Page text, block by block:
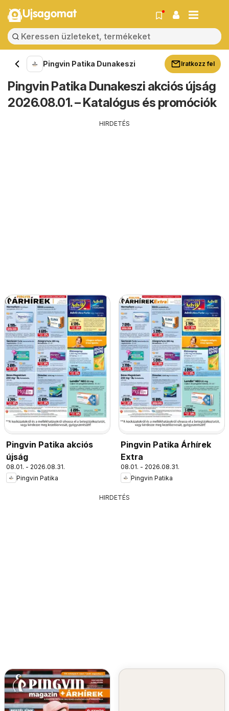
Ujsagomat
Pingvin Patika Dunakeszi Iratkozz fel
Pingvin Patika Dunakeszi akciós újság
2026.08.01. – Katalógus és promóciók
HIRDETÉS
Pingvin Patika akciós
újság
08.01. - 2026.08.31.
Pingvin Patika
Pingvin Patika Árhírek
Extra
08.01. - 2026.08.31.
Pingvin Patika
HIRDETÉS